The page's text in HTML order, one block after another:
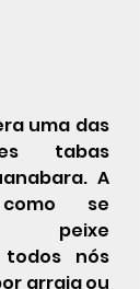
tabas
A
se
peixe
todos nós
arraia ou